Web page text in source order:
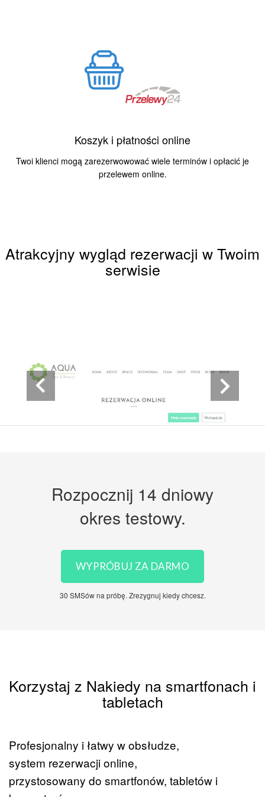
Koszyk i płatności online
Twoi klienci mogą zarezerwowować wiele terminów i opłacić je
przelewem online.
Atrakcyjny wygląd rezerwacji w Twoim
serwisie
Rozpocznij 14 dniowy
okres testowy.
WYPRÓBUJ ZA DARMO
30 SMSów na próbę. Zrezygnuj kiedy chcesz.
Korzystaj z Nakiedy na smartfonach i
tabletach
Profesjonalny i łatwy w obsłudze,
system rezerwacji online,
przystosowany do smartfonów, tabletów i